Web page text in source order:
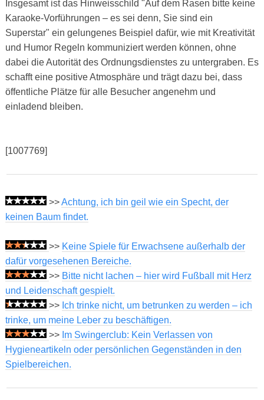
Insgesamt ist das Hinweisschild "Auf dem Rasen bitte keine
Karaoke-Vorführungen – es sei denn, Sie sind ein
Superstar" ein gelungenes Beispiel dafür, wie mit Kreativität
und Humor Regeln kommuniziert werden können, ohne
dabei die Autorität des Ordnungsdienstes zu untergraben. Es
schafft eine positive Atmosphäre und trägt dazu bei, dass
öffentliche Plätze für alle Besucher angenehm und
einladend bleiben.
[1007769]
>>Achtung, ich bin geil wie ein Specht, der
keinen Baum findet.
>> Keine Spiele für Erwachsene außerhalb der
dafür vorgesehenen Bereiche.
>> Bitte nicht lachen – hier wird Fußball mit Herz
und Leidenschaft gespielt.
>> Ich trinke nicht, um betrunken zu werden – ich
trinke, um meine Leber zu beschäftigen.
>> Im Swingerclub: Kein Verlassen von
Hygieneartikeln oder persönlichen Gegenständen in den
Spielbereichen.